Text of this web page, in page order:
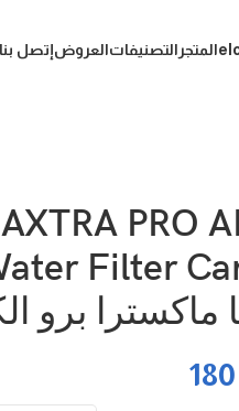
المتجر التصنيفاتالعروضإتصل بنا
PRO
ماكسترا برو
180